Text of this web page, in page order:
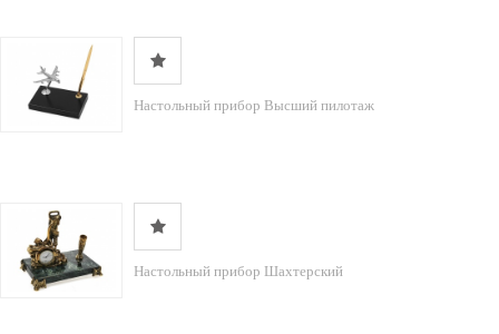
Настольный прибор Высший пилотаж
Настольный прибор Шахтерский